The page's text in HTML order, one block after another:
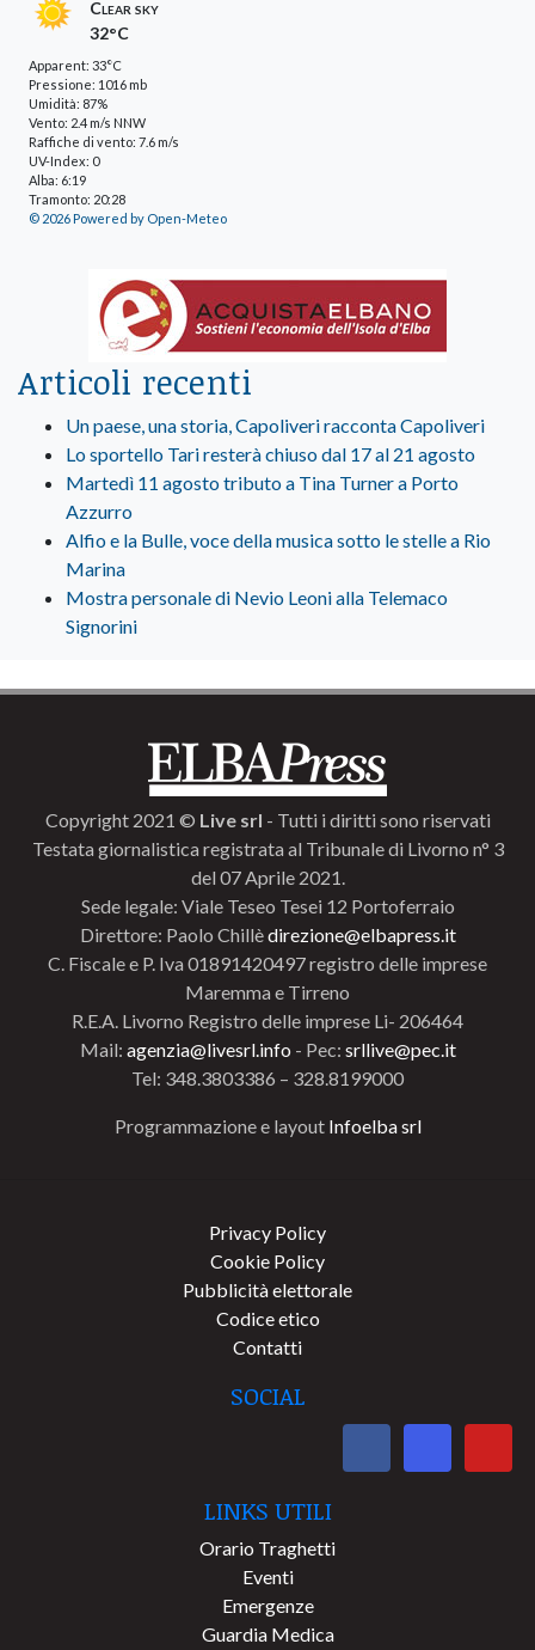
Clear sky
32°C
Apparent: 33°C
Pressione: 1016 mb
Umidità: 87%
Vento: 2.4 m/s NNW
Raffiche di vento: 7.6 m/s
UV-Index: 0
Alba: 6:19
Tramonto: 20:28
© 2026 Powered by Open-Meteo
Articoli recenti
Un paese, una storia, Capoliveri racconta Capoliveri
Lo sportello Tari resterà chiuso dal 17 al 21 agosto
Martedì 11 agosto tributo a Tina Turner a Porto
Azzurro
Alfio e la Bulle, voce della musica sotto le stelle a Rio
Marina
Mostra personale di Nevio Leoni alla Telemaco
Signorini
Copyright 2021 © Live srl - Tutti i diritti sono riservati
Testata giornalistica registrata al Tribunale di Livorno n° 3
del 07 Aprile 2021.
Sede legale: Viale Teseo Tesei 12 Portoferraio
Direttore: Paolo Chillèdirezione@elbapress.it
C. Fiscale e P. Iva 01891420497 registro delle imprese
Maremma e Tirreno
R.E.A. Livorno Registro delle imprese Li- 206464
Mail: agenzia@livesrl.info - Pec: srllive@pec.it
Tel: 348.3803386 – 328.8199000
Programmazione e layout Infoelba srl
Privacy Policy
Cookie Policy
Pubblicità elettorale
Codice etico
Contatti
SOCIAL
LINKS UTILI
Orario Traghetti
Eventi
Emergenze
Guardia Medica